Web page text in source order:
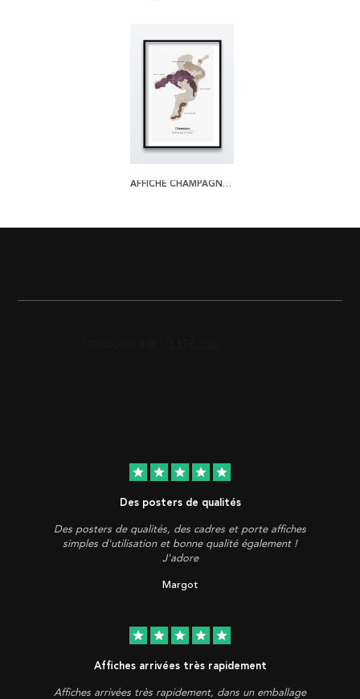
AFFICHE CHAMPAGNE REGION
star star star star star
Des posters de qualités
Des posters de qualités, des cadres et porte affiches
simples d'utilisation et bonne qualité également !
J'adore
Margot
star star star star star
Affiches arrivées très rapidement
Affiches arrivées très rapidement, dans un emballage